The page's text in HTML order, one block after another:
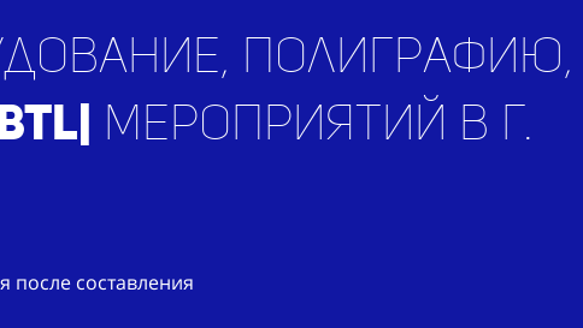
полиграфию,
| мероприятий в г.
после составления